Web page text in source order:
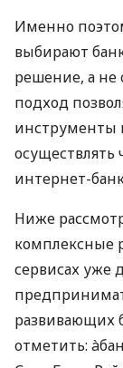
Именно
выбирают
решение, а не
подход
инструменты
интернет-
Ниже
комплексные
сервисах уже
развивающих
отметить: